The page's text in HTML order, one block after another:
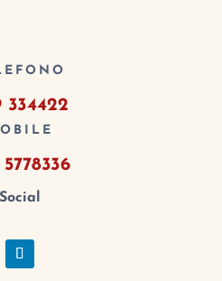
334422
Social